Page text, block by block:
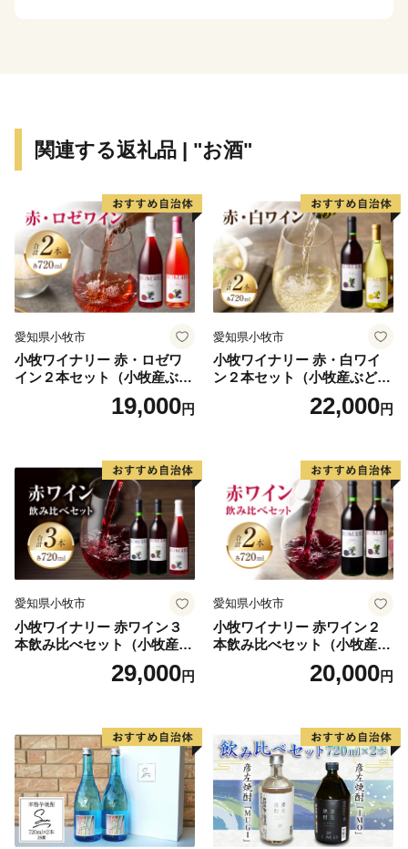
関連する返礼品 | "お酒"
愛知県小牧市
小牧ワイナリー 赤・ロゼワ
イン２本セット（小牧産ぶど
19,000円
愛知県小牧市
小牧ワイナリー 赤・白ワイ
ン２本セット（小牧産ぶどう
22,000円
愛知県小牧市
小牧ワイナリー 赤ワイン３
本飲み比べセット（小牧産ぶ
どう100％使用）29,000円
愛知県小牧市
小牧ワイナリー 赤ワイン２
本飲み比べセット（小牧産ぶ
どう100％使用）20,000円